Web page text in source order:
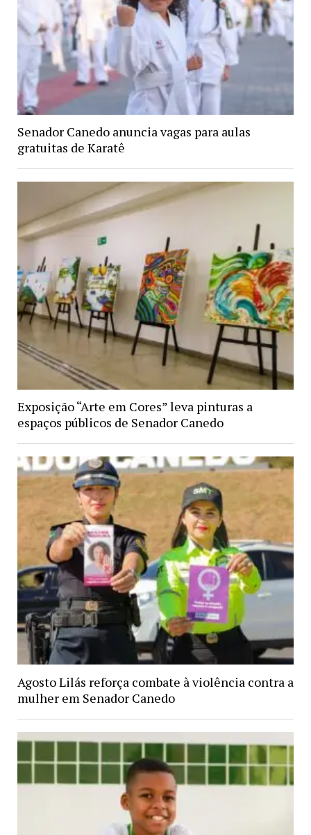
Senador Canedo anuncia vagas para aulas
gratuitas de Karatê
Exposição “Arte em Cores” leva pinturas a
espaços públicos de Senador Canedo
Agosto Lilás reforça combate à violência contra a
mulher em Senador Canedo